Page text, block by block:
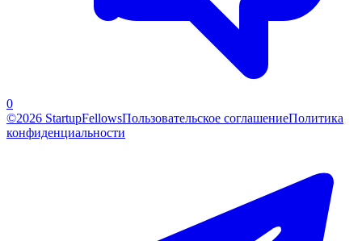
0
©2026 StartupFellowsПользовательское соглашениеПолитика
конфиденциальности